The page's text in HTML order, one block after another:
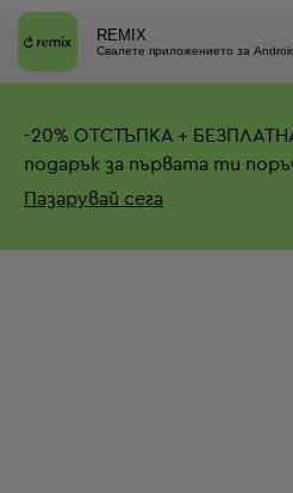
REMIX
Свалете приложението за
-20% ОТСТЪПКА +
подарък за първата ти
Пазарувай сега